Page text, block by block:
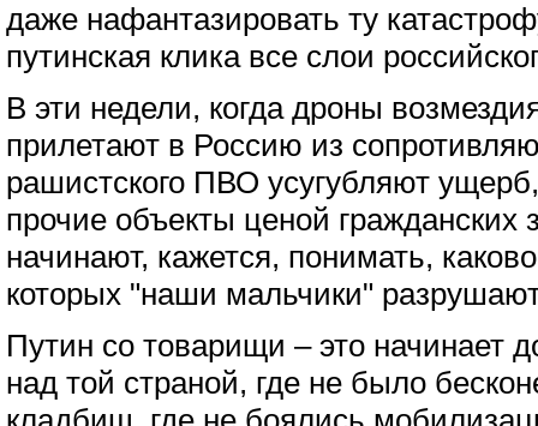
даже нафантазировать ту
путинская клика все слои
В эти недели, когда дроны
прилетают в Россию из
рашистского ПВО усугубляют
прочие объекты ценой гражданских
начинают, кажется, понимать,
которых "наши мальчики"
Путин со товарищи – это начинает
над той страной, где не было